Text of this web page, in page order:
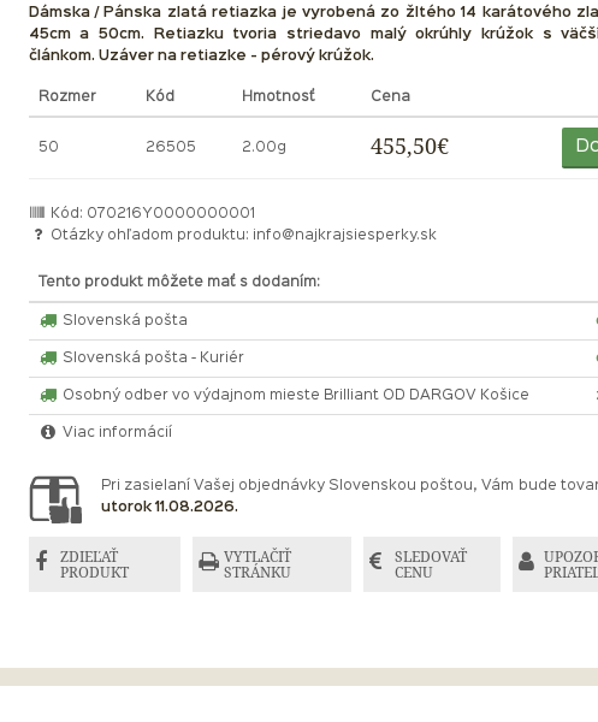
Dámska / Pánska zlatá retiazka je vyrobená zo žltého 14 karátového
45cm a 50cm. Retiazku tvoria striedavo malý okrúhly krúžok s
článkom. Uzáver na retiazke - pérový krúžok.
Rozmer Kód Hmotnosť Cena
50 26505 2.00g 455,50€
Kód: 070216Y0000000001
Otázky ohľadom produktu:
info@najkrajsiesperky.sk
Tento produkt môžete mať s dodaním:
Slovenská pošta
Slovenská pošta - Kuriér
Osobný odber vo výdajnom mieste Brilliant OD DARGOV Košice
Viac informácií
Pri zasielaní Vašej objednávky Slovenskou poštou, Vám bude
utorok 11.08.2026.
ZDIEĽAŤ
PRODUKT
VYTLAČIŤ
STRÁNKU
SLEDOVAŤ
CENU